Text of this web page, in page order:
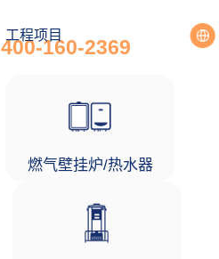
工程项目
燃气壁挂炉/热水器
400-160-2369